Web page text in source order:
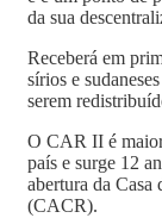
da sua
Receberá em
sírios e
serem
O CAR II é
país e surge 12
abertura da
(CACR).